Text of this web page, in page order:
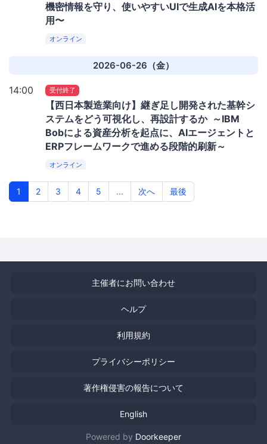
機密情報を守り、使いやすいUIで生成AIを本格活
用〜
オンライン
2026-06-26（金）
14:00 受付終了
【西日本製造業向け】継ぎ足し開発された基幹シ
ステムをどう可視化し、再設計するか ～IBM
Bobによる資産分析を起点に、AIエージェントと
ERPフレームワークで進める段階的刷新～
オンライン
1 2 3 4 5 ... 次へ 最後
主催者にお問い合わせ
ヘルプ
利用規約
プライバシーポリシー
著作権侵害の報告について
English
Powered by Doorkeeper